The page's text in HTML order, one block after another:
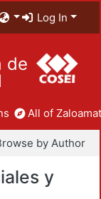
Log In
de
All of
by Author
y